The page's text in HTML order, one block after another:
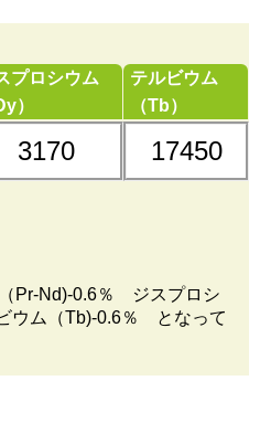
プロシウム
）
3170
テルビウム
（Tb）
17450
Pr-Nd)-0.6％ ジスプロシ
ウム（Tb)-0.6％ となって